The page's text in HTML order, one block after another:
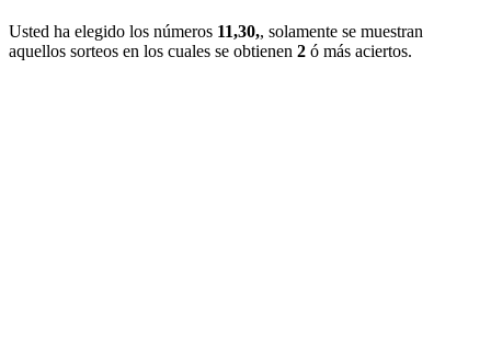
Usted ha elegido los números 11,30,, solamente se muestran
aquellos sorteos en los cuales se obtienen 2 ó más aciertos.